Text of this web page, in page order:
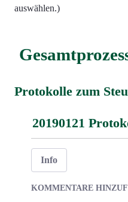
auswählen.)
Protokolle zum
20190121
Info
KOMMENTARE